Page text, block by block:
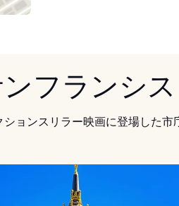
フランシ
ションスリラー映画に登場した市